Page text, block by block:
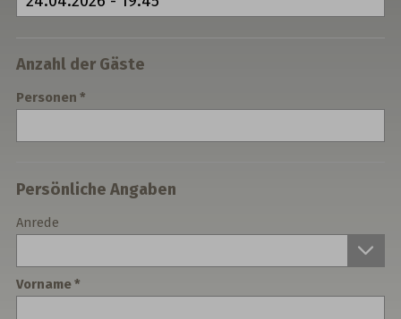
Anzahl der Gäste
Personen
Persönliche Angaben
Anrede
Vorname